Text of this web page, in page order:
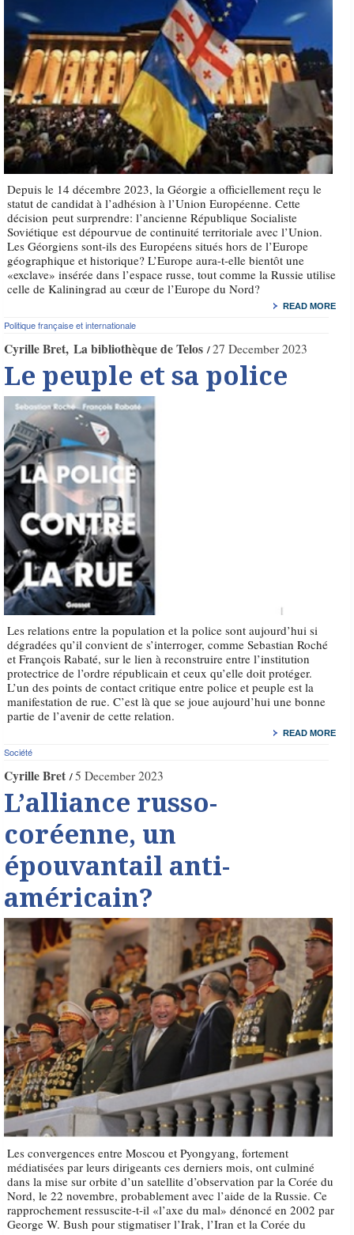
Depuis le 14 décembre 2023, la Géorgie a officiellement reçu le
statut de candidat à l’adhésion à l’Union Européenne. Cette
décision peut surprendre: l’ancienne République Socialiste
Soviétique est dépourvue de continuité territoriale avec l’Union.
Les Géorgiens sont-ils des Européens situés hors de l’Europe
géographique et historique? L’Europe aura-t-elle bientôt une
«exclave» insérée dans l’espace russe, tout comme la Russie utilise
celle de Kaliningrad au cœur de l’Europe du Nord?
READ MORE
Politique française et internationale
Cyrille Bret La bibliothèque de Telos 27 December 2023
Le peuple et sa police
Les relations entre la population et la police sont aujourd’hui si
dégradées qu’il convient de s’interroger, comme Sebastian Roché
et François Rabaté, sur le lien à reconstruire entre l’institution
protectrice de l’ordre républicain et ceux qu’elle doit protéger.
L’un des points de contact critique entre police et peuple est la
manifestation de rue. C’est là que se joue aujourd’hui une bonne
partie de l’avenir de cette relation.
READ MORE
Société
Cyrille Bret 5 December 2023
L’alliance russo-
coréenne, un
épouvantail anti-
américain?
Les convergences entre Moscou et Pyongyang, fortement
médiatisées par leurs dirigeants ces derniers mois, ont culminé
dans la mise sur orbite d’un satellite d’observation par la Corée du
Nord, le 22 novembre, probablement avec l’aide de la Russie. Ce
rapprochement ressuscite-t-il «l’axe du mal» dénoncé en 2002 par
George W. Bush pour stigmatiser l’Irak, l’Iran et la Corée du